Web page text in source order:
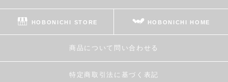
HOBONICHI STORE HOBONICHI HOME
商品について問い合わせる
特定商取引法に基づく表記